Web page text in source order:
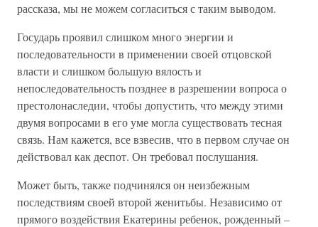
рассказа, мы не можем согласиться с таким выводом.
Государь проявил слишком много энергии и
последовательности в применении своей отцовской
власти и слишком большую вялость и
непоследовательность позднее в разрешении вопроса о
престолонаследии, чтобы допустить, что между этими
двумя вопросами в его уме могла существовать тесная
связь. Нам кажется, все взвесив, что в первом случае он
действовал как деспот. Он требовал послушания.
Может быть, также подчинялся он неизбежным
последствиям своей второй женитьбы. Независимо от
прямого воздействия Екатерины ребенок, рожденный –